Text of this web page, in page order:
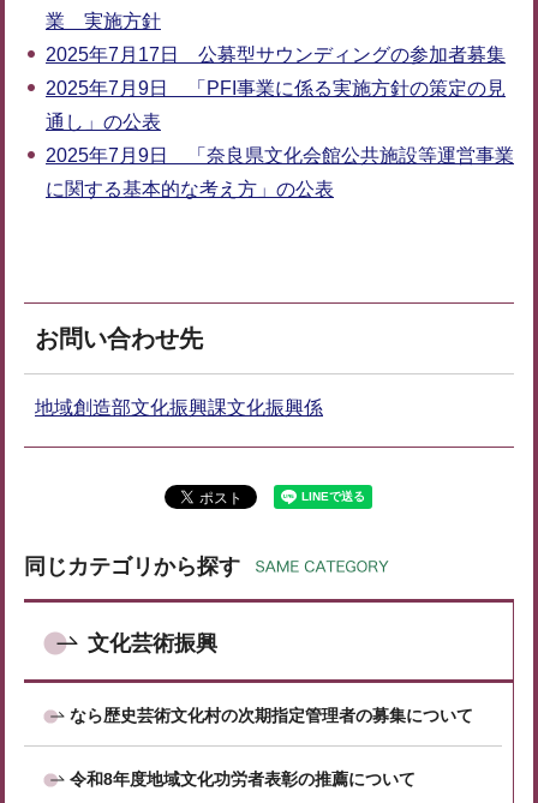
業 実施方針
2025年7月17日 公募型サウンディングの参加者募集
2025年7月9日 「PFI事業に係る実施方針の策定の見
通し」の公表
2025年7月9日 「奈良県文化会館公共施設等運営事業
に関する基本的な考え方」の公表
お問い合わせ先
地域創造部文化振興課文化振興係
同じカテゴリから探す
文化芸術振興
なら歴史芸術文化村の次期指定管理者の募集について
令和8年度地域文化功労者表彰の推薦について